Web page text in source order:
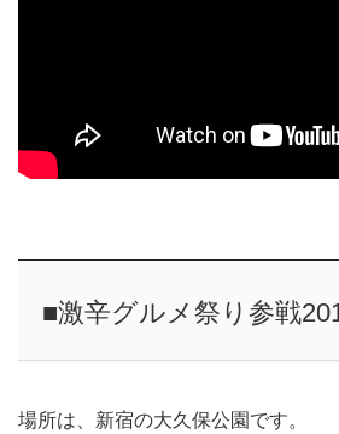
■激辛グルメ祭り参戦
場所は、新宿の大久保公園です。